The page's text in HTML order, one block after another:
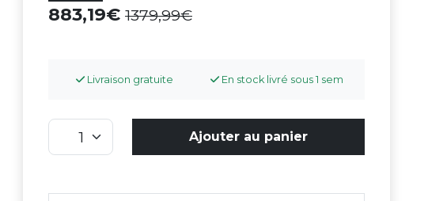
883,19 1379,99
Livraison gratuite En stock livré sous 1 sem
Ajouter au panier